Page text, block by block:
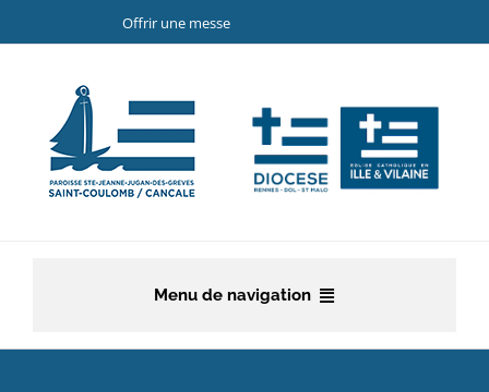
au
Offrir une messe
Menu de navigation